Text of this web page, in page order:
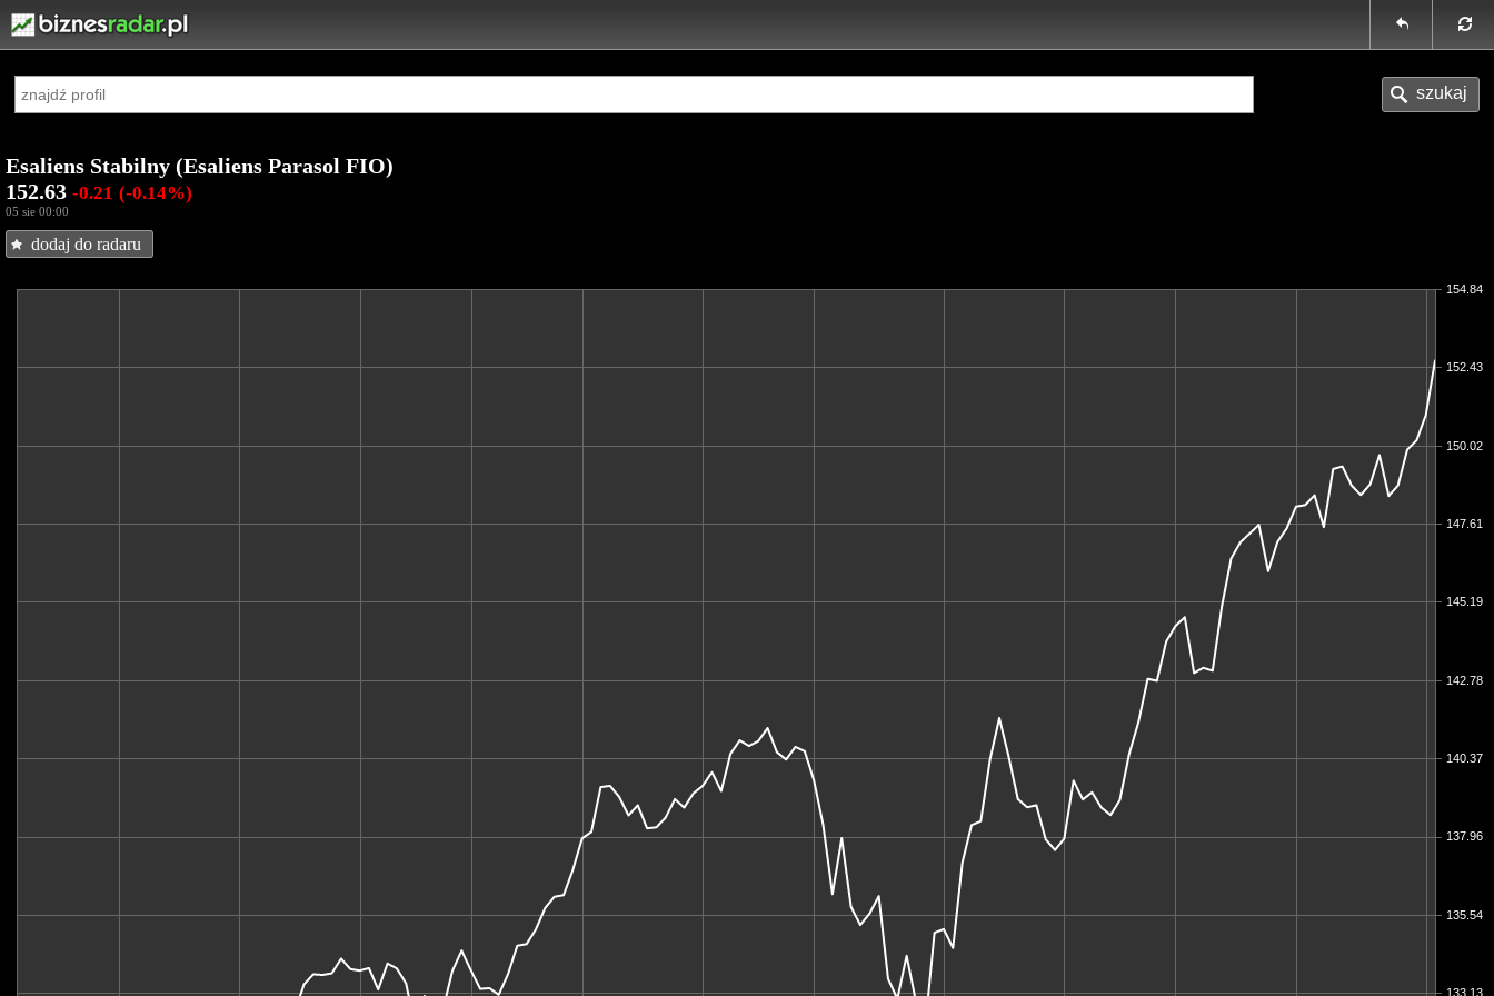
Esaliens Stabilny (Esaliens Parasol FIO)
152.63 -0.21 (-0.14%)
05 sie 00:00
dodaj do radaru
133.13
135.54
137.96
140.37
142.78
145.19
147.61
150.02
152.43
154.84